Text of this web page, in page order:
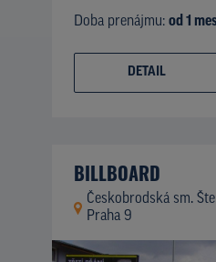
Doba prenájmu: od 1
DETAIL
BILLBOARD
Českobrodská sm.
Praha 9